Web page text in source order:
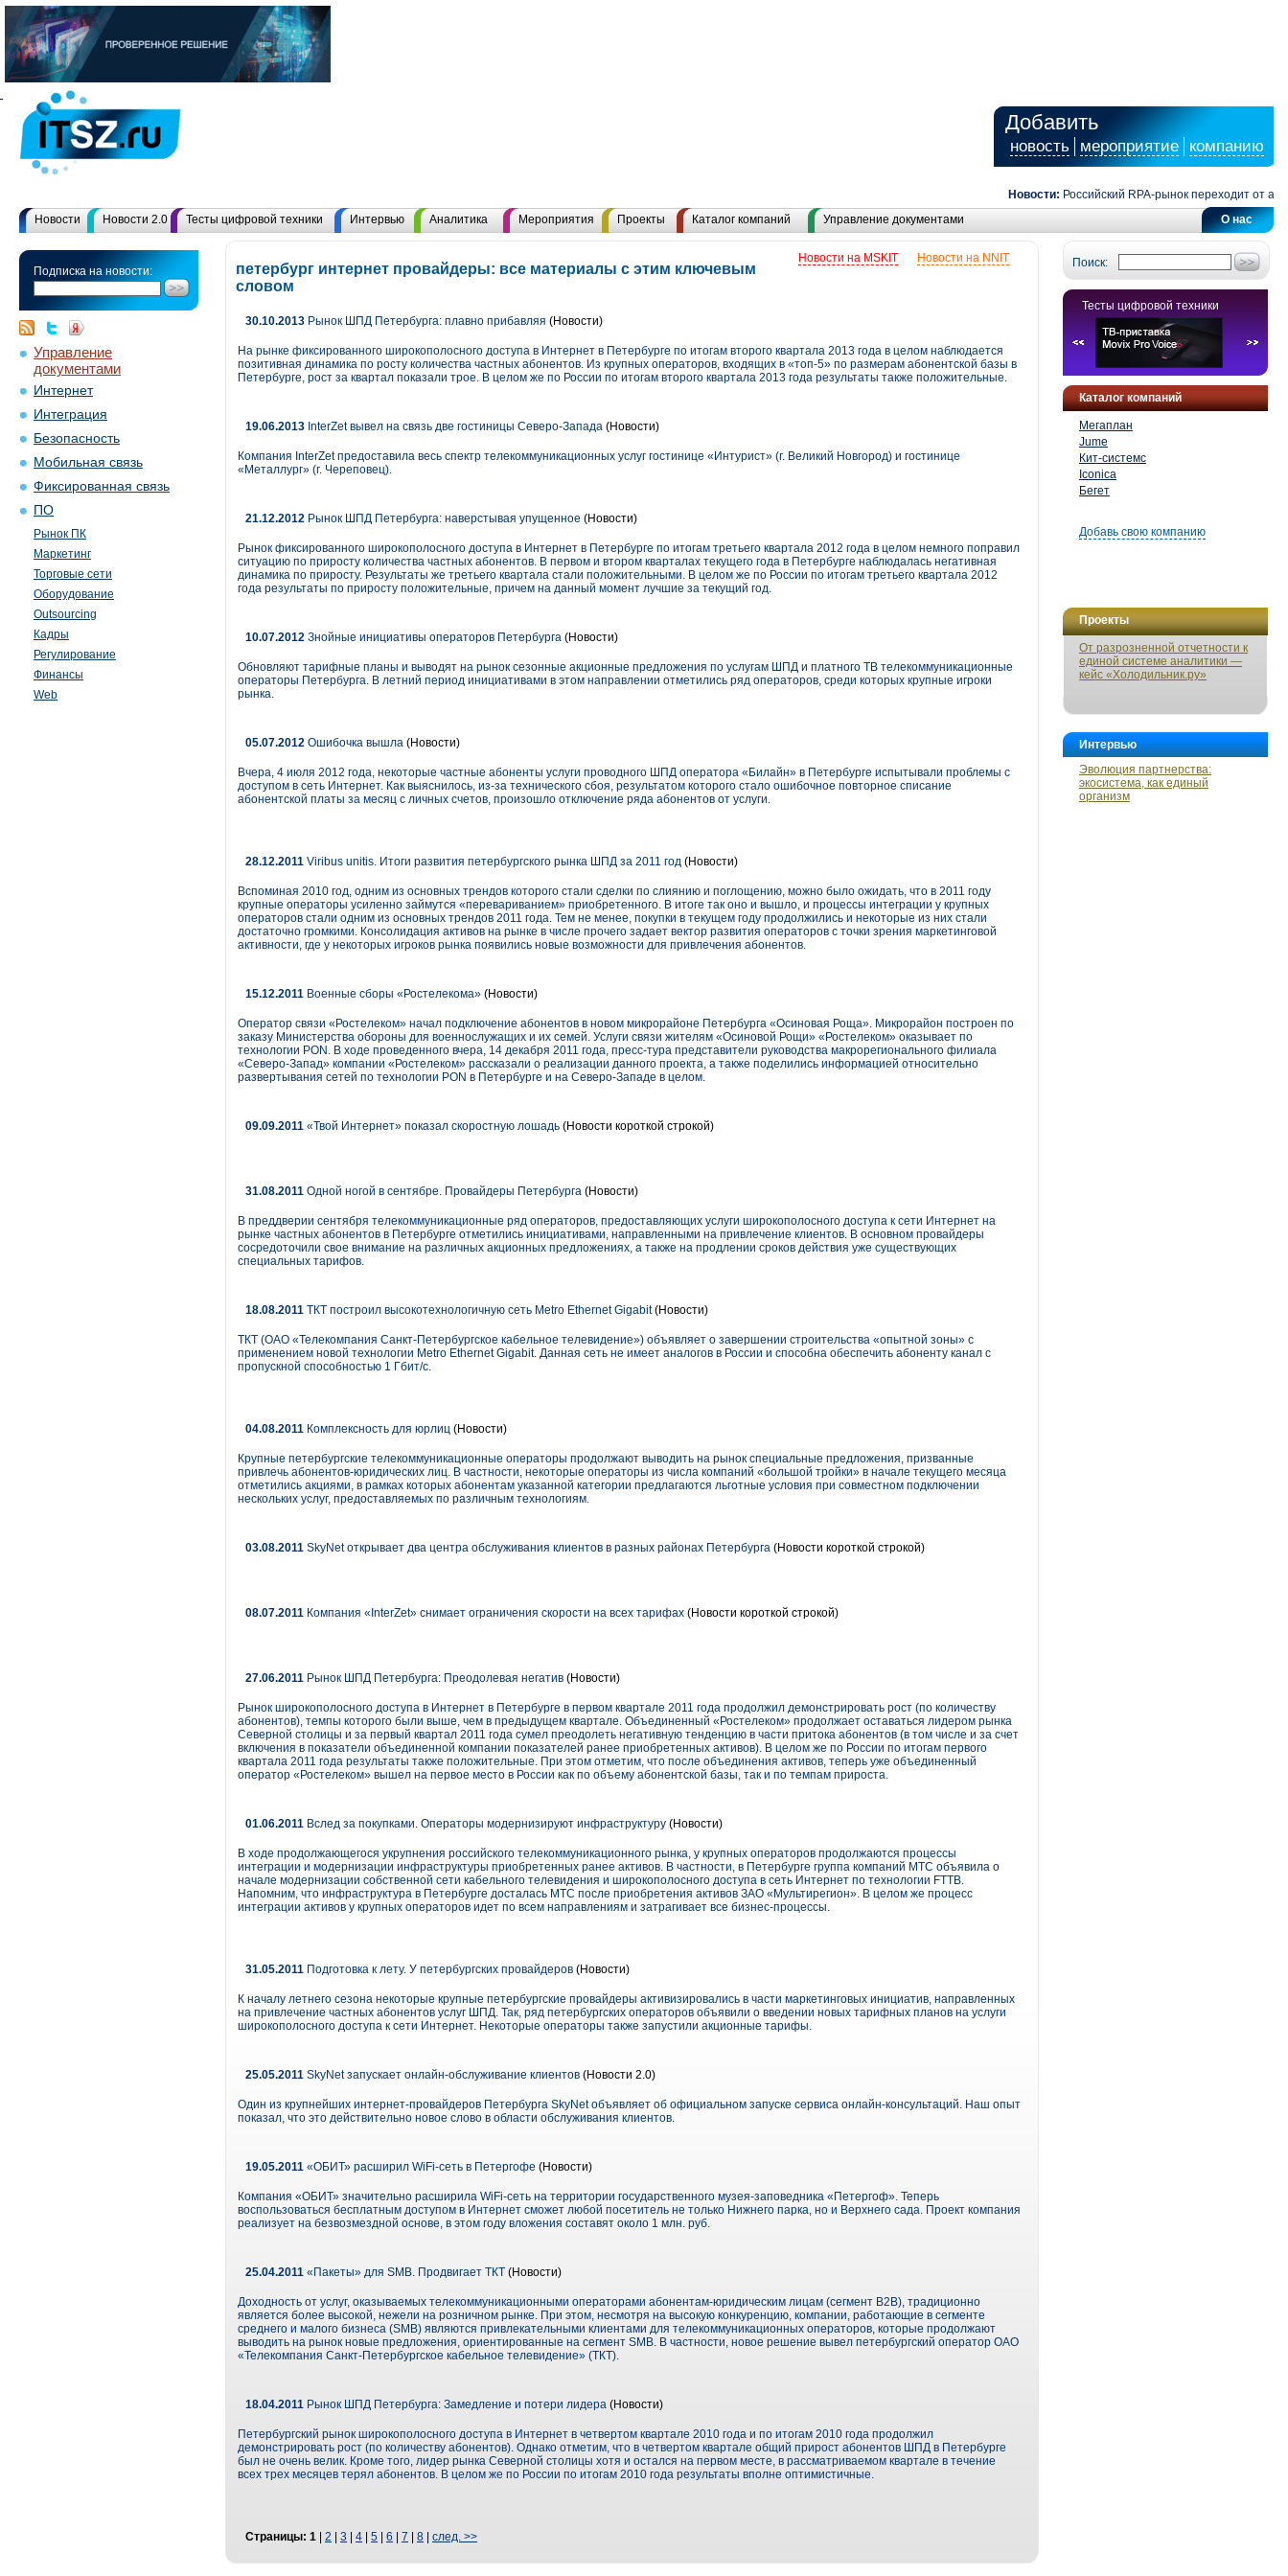
Добавить
новость мероприятие компанию
Новости: Российский RPA-рынок переходит от
О нас
Новости Новости 2.0 Тесты цифровой техники Интервью Аналитика Мероприятия Проекты Каталог компаний Управление документами
Подписка на новости:
Управление
документами
Интернет
Интеграция
Безопасность
Мобильная связь
Фиксированная связь
ПО
Рынок ПК
Маркетинг
Торговые сети
Оборудование
Outsourcing
Кадры
Регулирование
Финансы
Web
Поиск:
Тесты цифровой техники
Каталог компаний
Мегаплан
Jume
Кит-системс
Iconica
Бегет
Добавь свою компанию
Проекты
От разрозненной отчетности к
единой системе аналитики —
кейс «Холодильник.ру»
Интервью
Эволюция партнерства:
экосистема, как единый
организм
Новости на NNIT
Новости на MSKIT
петербург интернет провайдеры: все материалы с этим ключевым
словом
30.10.2013 Рынок ШПД Петербурга: плавно прибавляя (Новости)
На рынке фиксированного широкополосного доступа в Интернет в Петербурге по итогам второго квартала 2013 года в целом наблюдается
позитивная динамика по росту количества частных абонентов. Из крупных операторов, входящих в «топ-5» по размерам абонентской базы в
Петербурге, рост за квартал показали трое. В целом же по России по итогам второго квартала 2013 года результаты также положительные.
19.06.2013 InterZet вывел на связь две гостиницы Северо-Запада (Новости)
Компания InterZet предоставила весь спектр телекоммуникационных услуг гостинице «Интурист» (г. Великий Новгород) и гостинице
«Металлург» (г. Череповец).
21.12.2012 Рынок ШПД Петербурга: наверстывая упущенное (Новости)
Рынок фиксированного широкополосного доступа в Интернет в Петербурге по итогам третьего квартала 2012 года в целом немного поправил
ситуацию по приросту количества частных абонентов. В первом и втором кварталах текущего года в Петербурге наблюдалась негативная
динамика по приросту. Результаты же третьего квартала стали положительными. В целом же по России по итогам третьего квартала 2012
года результаты по приросту положительные, причем на данный момент лучшие за текущий год.
10.07.2012 Знойные инициативы операторов Петербурга (Новости)
Обновляют тарифные планы и выводят на рынок сезонные акционные предложения по услугам ШПД и платного ТВ телекоммуникационные
операторы Петербурга. В летний период инициативами в этом направлении отметились ряд операторов, среди которых крупные игроки
рынка.
05.07.2012 Ошибочка вышла (Новости)
Вчера, 4 июля 2012 года, некоторые частные абоненты услуги проводного ШПД оператора «Билайн» в Петербурге испытывали проблемы с
доступом в сеть Интернет. Как выяснилось, из-за технического сбоя, результатом которого стало ошибочное повторное списание
абонентской платы за месяц с личных счетов, произошло отключение ряда абонентов от услуги.
28.12.2011 Viribus unitis. Итоги развития петербургского рынка ШПД за 2011 год (Новости)
Вспоминая 2010 год, одним из основных трендов которого стали сделки по слиянию и поглощению, можно было ожидать, что в 2011 году
крупные операторы усиленно займутся «перевариванием» приобретенного. В итоге так оно и вышло, и процессы интеграции у крупных
операторов стали одним из основных трендов 2011 года. Тем не менее, покупки в текущем году продолжились и некоторые из них стали
достаточно громкими. Консолидация активов на рынке в числе прочего задает вектор развития операторов с точки зрения маркетинговой
активности, где у некоторых игроков рынка появились новые возможности для привлечения абонентов.
15.12.2011 Военные сборы «Ростелекома» (Новости)
Оператор связи «Ростелеком» начал подключение абонентов в новом микрорайоне Петербурга «Осиновая Роща». Микрорайон построен по
заказу Министерства обороны для военнослужащих и их семей. Услуги связи жителям «Осиновой Рощи» «Ростелеком» оказывает по
технологии PON. В ходе проведенного вчера, 14 декабря 2011 года, пресс-тура представители руководства макрорегионального филиала
«Северо-Запад» компании «Ростелеком» рассказали о реализации данного проекта, а также поделились информацией относительно
развертывания сетей по технологии PON в Петербурге и на Северо-Западе в целом.
09.09.2011 «Твой Интернет» показал скоростную лошадь (Новости короткой строкой)
31.08.2011 Одной ногой в сентябре. Провайдеры Петербурга (Новости)
В преддверии сентября телекоммуникационные ряд операторов, предоставляющих услуги широкополосного доступа к сети Интернет на
рынке частных абонентов в Петербурге отметились инициативами, направленными на привлечение клиентов. В основном провайдеры
сосредоточили свое внимание на различных акционных предложениях, а также на продлении сроков действия уже существующих
специальных тарифов.
18.08.2011 ТКТ построил высокотехнологичную сеть Metro Ethernet Gigabit(Новости)
ТКТ (ОАО «Телекомпания Санкт-Петербургское кабельное телевидение») объявляет о завершении строительства «опытной зоны» с
применением новой технологии Metro Ethernet Gigabit. Данная сеть не имеет аналогов в России и способна обеспечить абоненту канал с
пропускной способностью 1 Гбит/с.
04.08.2011 Комплексность для юрлиц (Новости)
Крупные петербургские телекоммуникационные операторы продолжают выводить на рынок специальные предложения, призванные
привлечь абонентов-юридических лиц. В частности, некоторые операторы из числа компаний «большой тройки» в начале текущего месяца
отметились акциями, в рамках которых абонентам указанной категории предлагаются льготные условия при совместном подключении
нескольких услуг, предоставляемых по различным технологиям.
03.08.2011 SkyNet открывает два центра обслуживания клиентов в разных районах Петербурга (Новости короткой строкой)
08.07.2011 Компания «InterZet» снимает ограничения скорости на всех тарифах (Новости короткой строкой)
27.06.2011 Рынок ШПД Петербурга: Преодолевая негатив (Новости)
Рынок широкополосного доступа в Интернет в Петербурге в первом квартале 2011 года продолжил демонстрировать рост (по количеству
абонентов), темпы которого были выше, чем в предыдущем квартале. Объединенный «Ростелеком» продолжает оставаться лидером рынка
Северной столицы и за первый квартал 2011 года сумел преодолеть негативную тенденцию в части притока абонентов (в том числе и за счет
включения в показатели объединенной компании показателей ранее приобретенных активов). В целом же по России по итогам первого
квартала 2011 года результаты также положительные. При этом отметим, что после объединения активов, теперь уже объединенный
оператор «Ростелеком» вышел на первое место в России как по объему абонентской базы, так и по темпам прироста.
01.06.2011 Вслед за покупками. Операторы модернизируют инфраструктуру (Новости)
В ходе продолжающегося укрупнения российского телекоммуникационного рынка, у крупных операторов продолжаются процессы
интеграции и модернизации инфраструктуры приобретенных ранее активов. В частности, в Петербурге группа компаний МТС объявила о
начале модернизации собственной сети кабельного телевидения и широкополосного доступа в сеть Интернет по технологии FTTB.
Напомним, что инфраструктура в Петербурге досталась МТС после приобретения активов ЗАО «Мультирегион». В целом же процесс
интеграции активов у крупных операторов идет по всем направлениям и затрагивает все бизнес-процессы.
31.05.2011 Подготовка к лету. У петербургских провайдеров (Новости)
К началу летнего сезона некоторые крупные петербургские провайдеры активизировались в части маркетинговых инициатив, направленных
на привлечение частных абонентов услуг ШПД. Так, ряд петербургских операторов объявили о введении новых тарифных планов на услуги
широкополосного доступа к сети Интернет. Некоторые операторы также запустили акционные тарифы.
25.05.2011 SkyNet запускает онлайн-обслуживание клиентов (Новости 2.0)
Один из крупнейших интернет-провайдеров Петербурга SkyNet объявляет об официальном запуске сервиса онлайн-консультаций. Наш опыт
показал, что это действительно новое слово в области обслуживания клиентов.
19.05.2011 «ОБИТ» расширил WiFi-сеть в Петергофе (Новости)
Компания «ОБИТ» значительно расширила WiFi-сеть на территории государственного музея-заповедника «Петергоф». Теперь
воспользоваться бесплатным доступом в Интернет сможет любой посетитель не только Нижнего парка, но и Верхнего сада. Проект компания
реализует на безвозмездной основе, в этом году вложения составят около 1 млн. руб.
25.04.2011 «Пакеты» для SMB. Продвигает ТКТ (Новости)
Доходность от услуг, оказываемых телекоммуникационными операторами абонентам-юридическим лицам (сегмент B2B), традиционно
является более высокой, нежели на розничном рынке. При этом, несмотря на высокую конкуренцию, компании, работающие в сегменте
среднего и малого бизнеса (SMB) являются привлекательными клиентами для телекоммуникационных операторов, которые продолжают
выводить на рынок новые предложения, ориентированные на сегмент SMB. В частности, новое решение вывел петербургский оператор ОАО
«Телекомпания Санкт-Петербургское кабельное телевидение» (ТКТ).
18.04.2011 Рынок ШПД Петербурга: Замедление и потери лидера (Новости)
Петербургский рынок широкополосного доступа в Интернет в четвертом квартале 2010 года и по итогам 2010 года продолжил
демонстрировать рост (по количеству абонентов). Однако отметим, что в четвертом квартале общий прирост абонентов ШПД в Петербурге
был не очень велик. Кроме того, лидер рынка Северной столицы хотя и остался на первом месте, в рассматриваемом квартале в течение
всех трех месяцев терял абонентов. В целом же по России по итогам 2010 года результаты вполне оптимистичные.
Страницы: 1 2 3 4 5 6 7 8 след. >>